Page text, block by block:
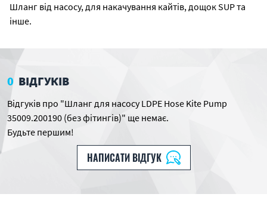
Шланг від насосу, для накачування кайтів, дощок SUP та
інше.
0 ВІДГУКІВ
Відгуків про "Шланг для насосу LDPE Hose Kite Pump
35009.200190 (без фітингів)" ще немає.
Будьте першим!
НАПИСАТИ ВІДГУК